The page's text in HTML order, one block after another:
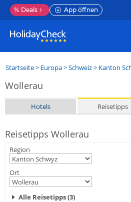
% Deals App öffnen
Startseite> Europa>Schweiz> Kanton
Wollerau
Hotels Reisetipps
Reisetipps Wollerau
Region
Ort
Alle Reisetipps (3)